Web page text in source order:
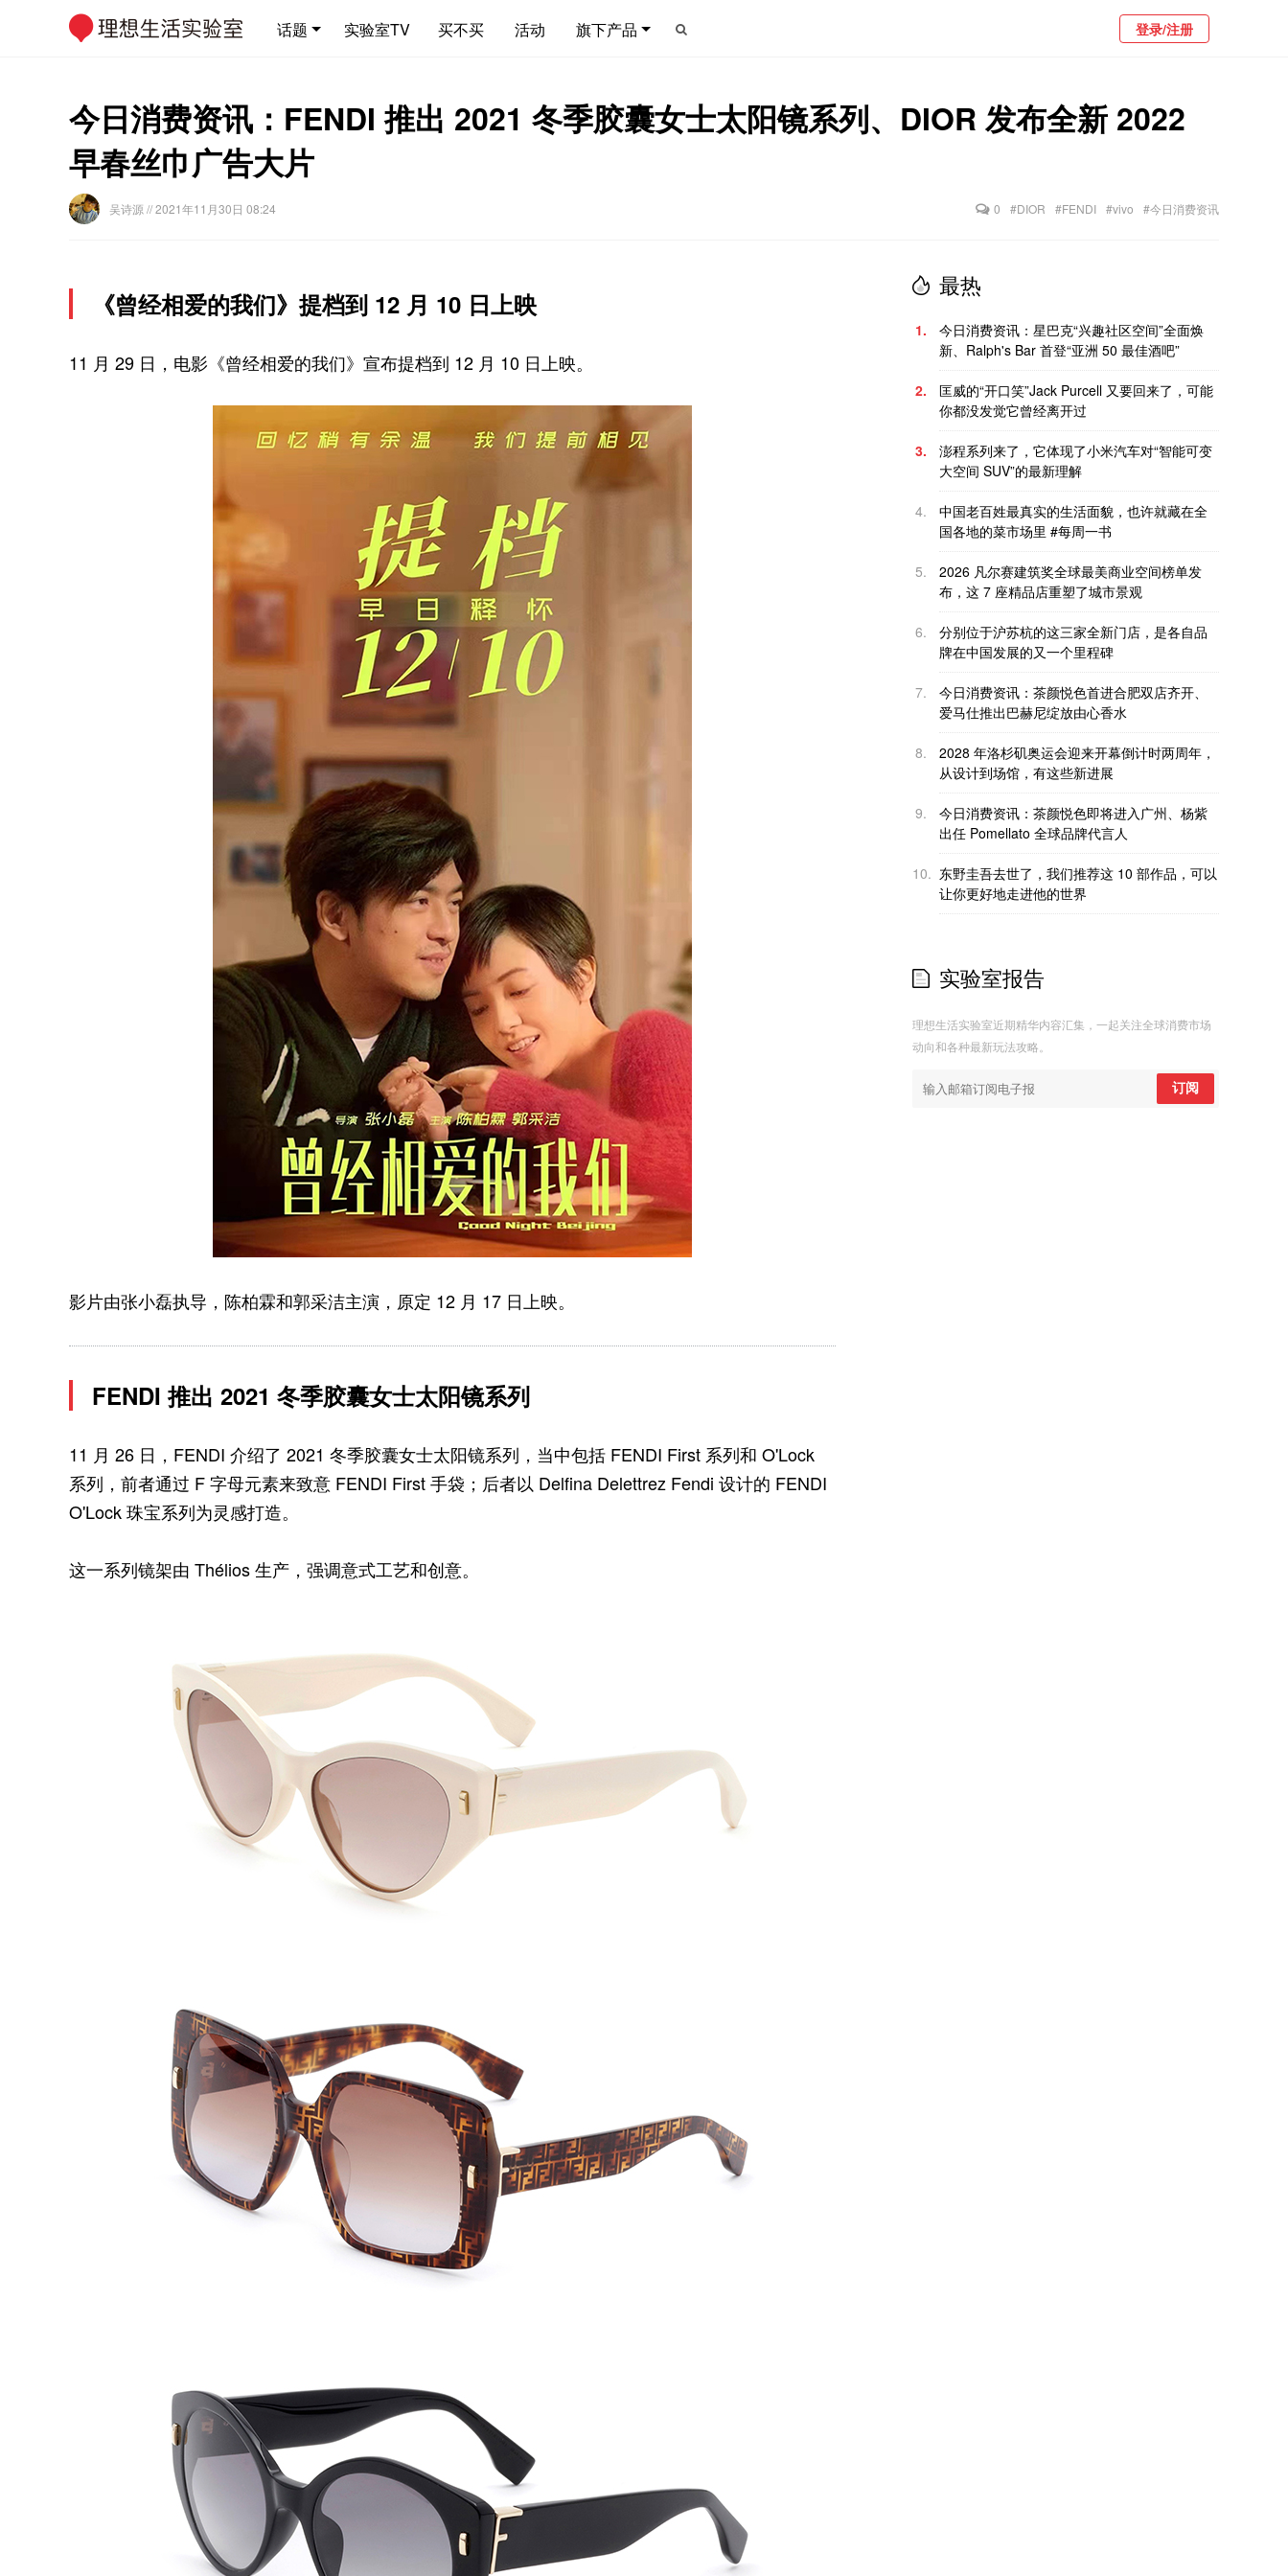
话题 实验室TV 买不买 活动 旗下产品 登录/注册
今日消费资讯：FENDI 推出 2021 冬季胶囊女士太阳镜系列、DIOR 发布全新 2022
早春丝巾广告大片
吴诗源 // 2021年11月30日 08:24 0 #DIOR #FENDI #vivo #今日消费资讯
《曾经相爱的我们》提档到 12 月 10 日上映
11 月 29 日，电影《曾经相爱的我们》宣布提档到 12 月 10 日上映。
影片由张小磊执导，陈柏霖和郭采洁主演，原定 12 月 17 日上映。
FENDI 推出 2021 冬季胶囊女士太阳镜系列
11 月 26 日，FENDI 介绍了 2021 冬季胶囊女士太阳镜系列，当中包括 FENDI First 系列和 O'Lock
系列，前者通过 F 字母元素来致意 FENDI First 手袋；后者以 Delfina Delettrez Fendi 设计的 FENDI
O'Lock 珠宝系列为灵感打造。
这一系列镜架由 Thélios 生产，强调意式工艺和创意。
最热
1.
今日消费资讯：星巴克“兴趣社区空间”全面焕
新、Ralph's Bar 首登“亚洲 50 最佳酒吧”
2.
匡威的“开口笑”Jack Purcell 又要回来了，可能
你都没发觉它曾经离开过
3.
澎程系列来了，它体现了小米汽车对“智能可变
大空间 SUV”的最新理解
4.
中国老百姓最真实的生活面貌，也许就藏在全
国各地的菜市场里 #每周一书
5.
2026 凡尔赛建筑奖全球最美商业空间榜单发
布，这 7 座精品店重塑了城市景观
6.
分别位于沪苏杭的这三家全新门店，是各自品
牌在中国发展的又一个里程碑
7.
今日消费资讯：茶颜悦色首进合肥双店齐开、
爱马仕推出巴赫尼绽放由心香水
8.
2028 年洛杉矶奥运会迎来开幕倒计时两周年，
从设计到场馆，有这些新进展
9.
今日消费资讯：茶颜悦色即将进入广州、杨紫
出任 Pomellato 全球品牌代言人
10. 东野圭吾去世了，我们推荐这 10 部作品，可以
让你更好地走进他的世界
实验室报告
理想生活实验室近期精华内容汇集，一起关注全球消费市场
动向和各种最新玩法攻略。